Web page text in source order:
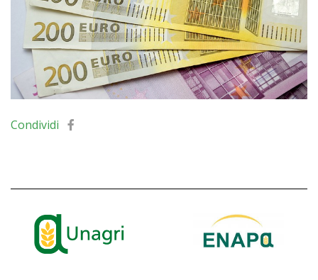
Condividi